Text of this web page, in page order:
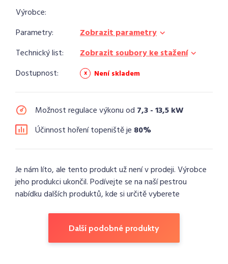
Výrobce:
Parametry:
Zobrazit parametry
Technický list:
Zobrazit soubory ke stažení
Dostupnost:
Není skladem
Možnost regulace výkonu od 7,3 - 13,5 kW
Účinnost hoření topeniště je 80%
Je nám líto, ale tento produkt už není v prodeji. Výrobce
jeho produkci ukončil. Podívejte se na naší pestrou
nabídku dalších produktů, kde si určitě vyberete
Další podobné produkty